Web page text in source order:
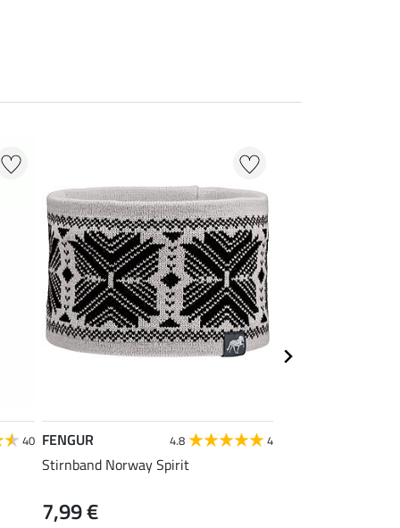
40 FENGUR 4.8 4
Stirnband Norway Spirit
7,99 €